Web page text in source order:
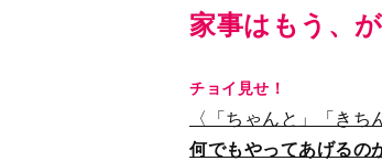
家事はもう、
チョイ見せ！
〈「ちゃんと」「きち
何でもやってあげるの